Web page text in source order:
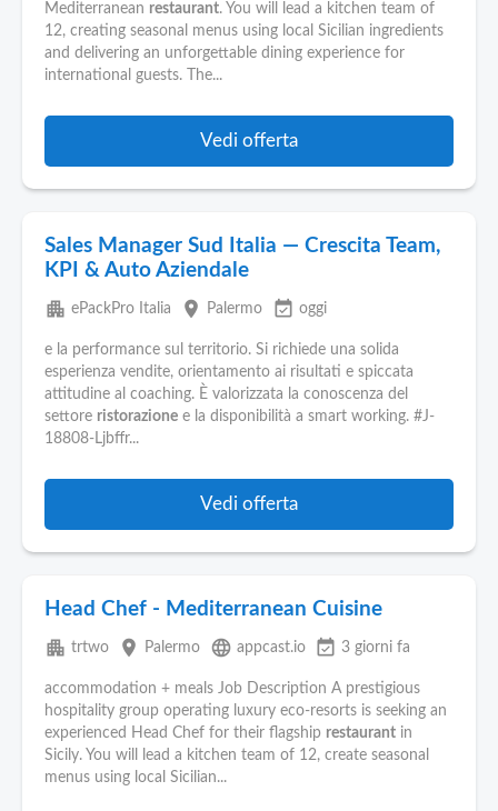
Mediterranean restaurant. You will lead a kitchen team of
12, creating seasonal menus using local Sicilian ingredients
and delivering an unforgettable dining experience for
international guests. The...
Vedi offerta
Sales Manager Sud Italia — Crescita Team,
KPI & Auto Aziendale
apartment ePackPro Italia place Palermo event_available oggi
e la performance sul territorio. Si richiede una solida
esperienza vendite, orientamento ai risultati e spiccata
attitudine al coaching. È valorizzata la conoscenza del
settore ristorazione e la disponibilità a smart working. #J-
18808-Ljbffr...
Vedi offerta
Head Chef - Mediterranean Cuisine
apartment trtwo place Palermo language appcast.io event_available 3 giorni fa
accommodation + meals Job Description A prestigious
hospitality group operating luxury eco-resorts is seeking an
experienced Head Chef for their flagship restaurant in
Sicily. You will lead a kitchen team of 12, create seasonal
menus using local Sicilian...